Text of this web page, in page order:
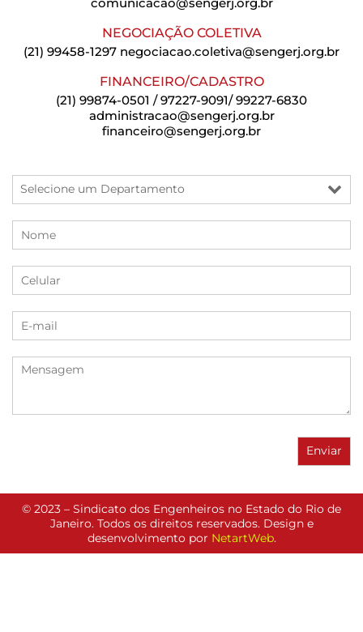
NEGOCIAÇÃO COLETIVA
(21) 99458-1297 negociacao.coletiva@sengerj.org.br
FINANCEIRO/CADASTRO
(21) 99874-0501 / 97227-9091/ 99227-6830
administracao@sengerj.org.br
financeiro@sengerj.org.br
© 2023 – Sindicato dos Engenheiros no Estado do Rio de
Janeiro. Todos os direitos reservados. Design e
desenvolvimento por NetartWeb.